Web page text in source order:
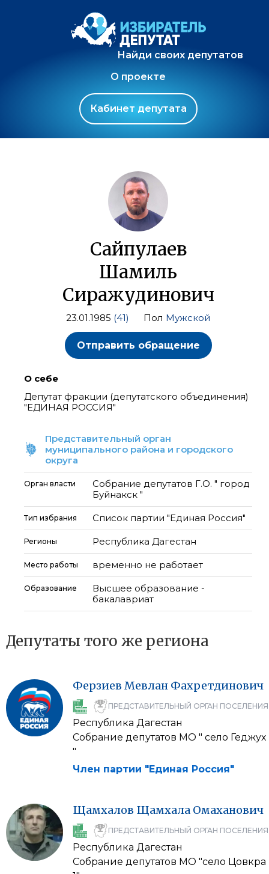
Найди своих депутатов
О проекте
Кабинет депутата
Сайпулаев
Шамиль
Сиражудинович
23.01.1985 (41) Пол Мужской
Отправить обращение
О себе
Депутат фракции (депутатского объединения)
"ЕДИНАЯ РОССИЯ"
Представительный орган
муниципального района и городского
округа
Орган власти
Собрание депутатов Г.О. " город
Буйнакск "
Тип избрания Список партии "Единая Россия"
Регионы Республика Дагестан
Место работы временно не работает
Образование
Высшее образование -
бакалавриат
Депутаты того же региона
Ферзиев Мевлан Фахретдинович
ПРЕДСТАВИТЕЛЬНЫЙ ОРГАН ПОСЕЛЕНИЯ
Республика Дагестан
Собрание депутатов МО " село Геджух
"
Член партии "Единая Россия"
Щамхалов Щамхала Омаханович
ПРЕДСТАВИТЕЛЬНЫЙ ОРГАН ПОСЕЛЕНИЯ
Республика Дагестан
Собрание депутатов МО "село Цовкра